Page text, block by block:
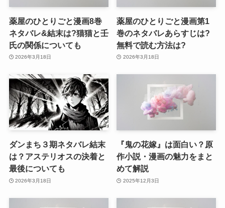
薬屋のひとりごと漫画8巻
ネタバレ&結末は?猫猫と壬
氏の関係についても
2026年3月18日
薬屋のひとりごと漫画第1
巻のネタバレあらすじは?
無料で読む方法は?
2026年3月18日
ダンまち３期ネタバレ結末
は？アステリオスの決着と
最後についても
2026年3月18日
『鬼の花嫁』は面白い？原
作小説・漫画の魅力をまと
めて解説
2025年12月3日